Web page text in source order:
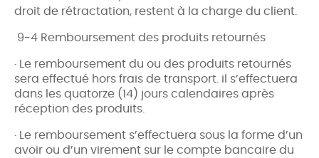
droit de rétractation, restent à la charge du client.
9-4 Remboursement des produits retournés
· Le remboursement du ou des produits retournés
sera effectué hors frais de transport. il s’effectuera
dans les quatorze (14) jours calendaires après
réception des produits.
· Le remboursement s’effectuera sous la forme d’un
avoir ou d’un virement sur le compte bancaire du